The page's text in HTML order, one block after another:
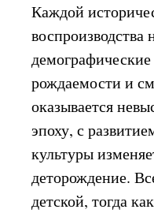
Каждой
рождаемости и
оказывается
эпоху, с
культуры
деторождение.
детской, тогда